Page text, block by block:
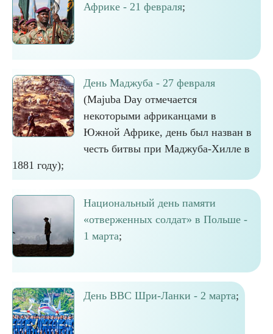
Африке - 21 февраля;
День Маджуба - 27 февраля
(Majuba Day отмечается
некоторыми африканцами в
Южной Африке, день был назван в
честь битвы при Маджуба-Хилле в
1881 году);
Национальный день памяти
«отверженных солдат» в Польше -
1 марта;
День ВВС Шри-Ланки - 2 марта;